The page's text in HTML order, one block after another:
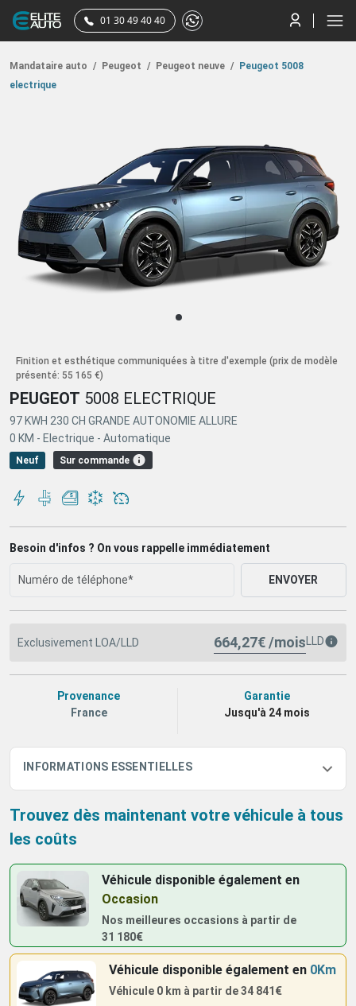
01 30 49 40 40
Mandataire auto / Peugeot / Peugeot neuve /
Peugeot 5008
electrique
Finition et esthétique communiquées à titre d'exemple (prix de modèle
présenté: 55 165 €)
PEUGEOT 5008 ELECTRIQUE
97 KWH 230 CH GRANDE AUTONOMIE ALLURE
0 KM - Electrique - Automatique
Neuf Sur commande
Besoin d'infos ? On vous rappelle immédiatement
ENVOYER
Exclusivement LOA/LLD LLD
664,27€ /mois
Provenance
France
Garantie
Jusqu'à 24 mois
INFORMATIONS ESSENTIELLES
Trouvez dès maintenant votre véhicule à tous
les coûts
Véhicule disponible égalementen
Occasion
Nos meilleures occasions à partir de
31 180€
Véhicule disponible également en 0Km
Véhicule 0 km à partir de34 841€